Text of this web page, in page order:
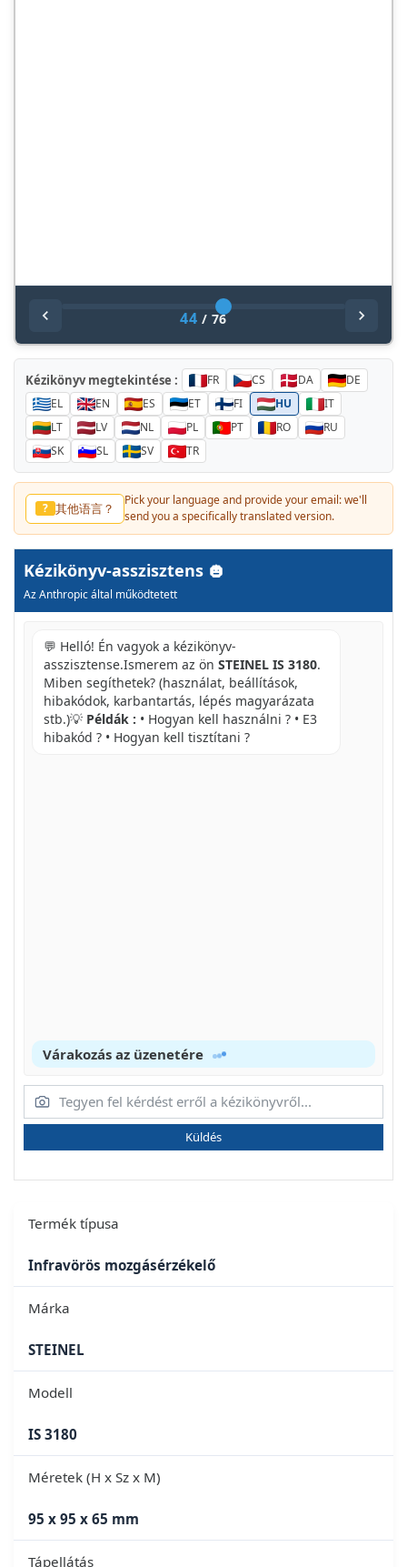
44 / 76
Kézikönyv megtekintése : FR CS DA
DE
EL
EN ES ET FI HU
IT
LT
LV NL PL PT RO
RU
SK
SL SV TR
? 其他语言？
Pick your language and provide your email: we'll
send you a specifically translated version.
Kézikönyv-asszisztens
Az Anthropic által működtetett
💬 Helló! Én vagyok a kézikönyv-
asszisztense.Ismerem az ön STEINEL IS 3180.
Miben segíthetek? (használat, beállítások,
hibakódok, karbantartás, lépés magyarázata
stb.)💡 Példák : • Hogyan kell használni ? • E3
hibakód ? • Hogyan kell tisztítani ?
Várakozás az üzenetére
Küldés
Termék típusa
Infravörös mozgásérzékelő
Márka
STEINEL
Modell
IS 3180
Méretek (H x Sz x M)
95 x 95 x 65 mm
Tápellátás